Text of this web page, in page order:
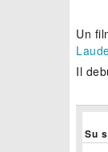
Un
Il
Su